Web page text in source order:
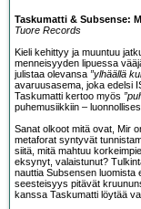
Taskumatti & Subsense:
Tuore Records
Kieli kehittyy ja muuntuu
menneisyyden lipuessa
julistaa olevansa ”ylhäällä
avaruusasema, joka edelsi
Taskumatti kertoo myös
puhemusiikkiin –
Sanat olkoot mitä ovat, Mir
metaforat syntyvät
siitä, mitä mahtuu
eksynyt, valaistunut?
nauttia Subsensen luomista
seesteisyys pitävät
kanssa Taskumatti löytää